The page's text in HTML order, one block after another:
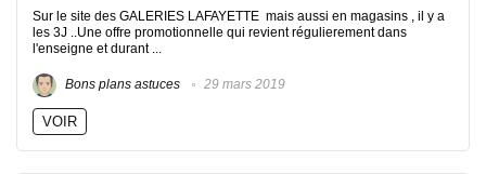
Sur le site des GALERIES LAFAYETTE mais aussi en magasins , il y a
les 3J ..Une offre promotionnelle qui revient régulierement dans
l'enseigne et durant ...
Bons plans astuces 29 mars 2019
VOIR